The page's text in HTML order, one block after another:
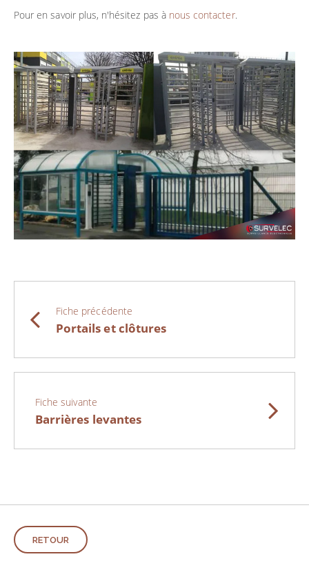
Pour en savoir plus, n'hésitez pas à nous contacter.
Fiche précédente
Portails et clôtures
Fiche suivante
Barrières levantes
RETOUR